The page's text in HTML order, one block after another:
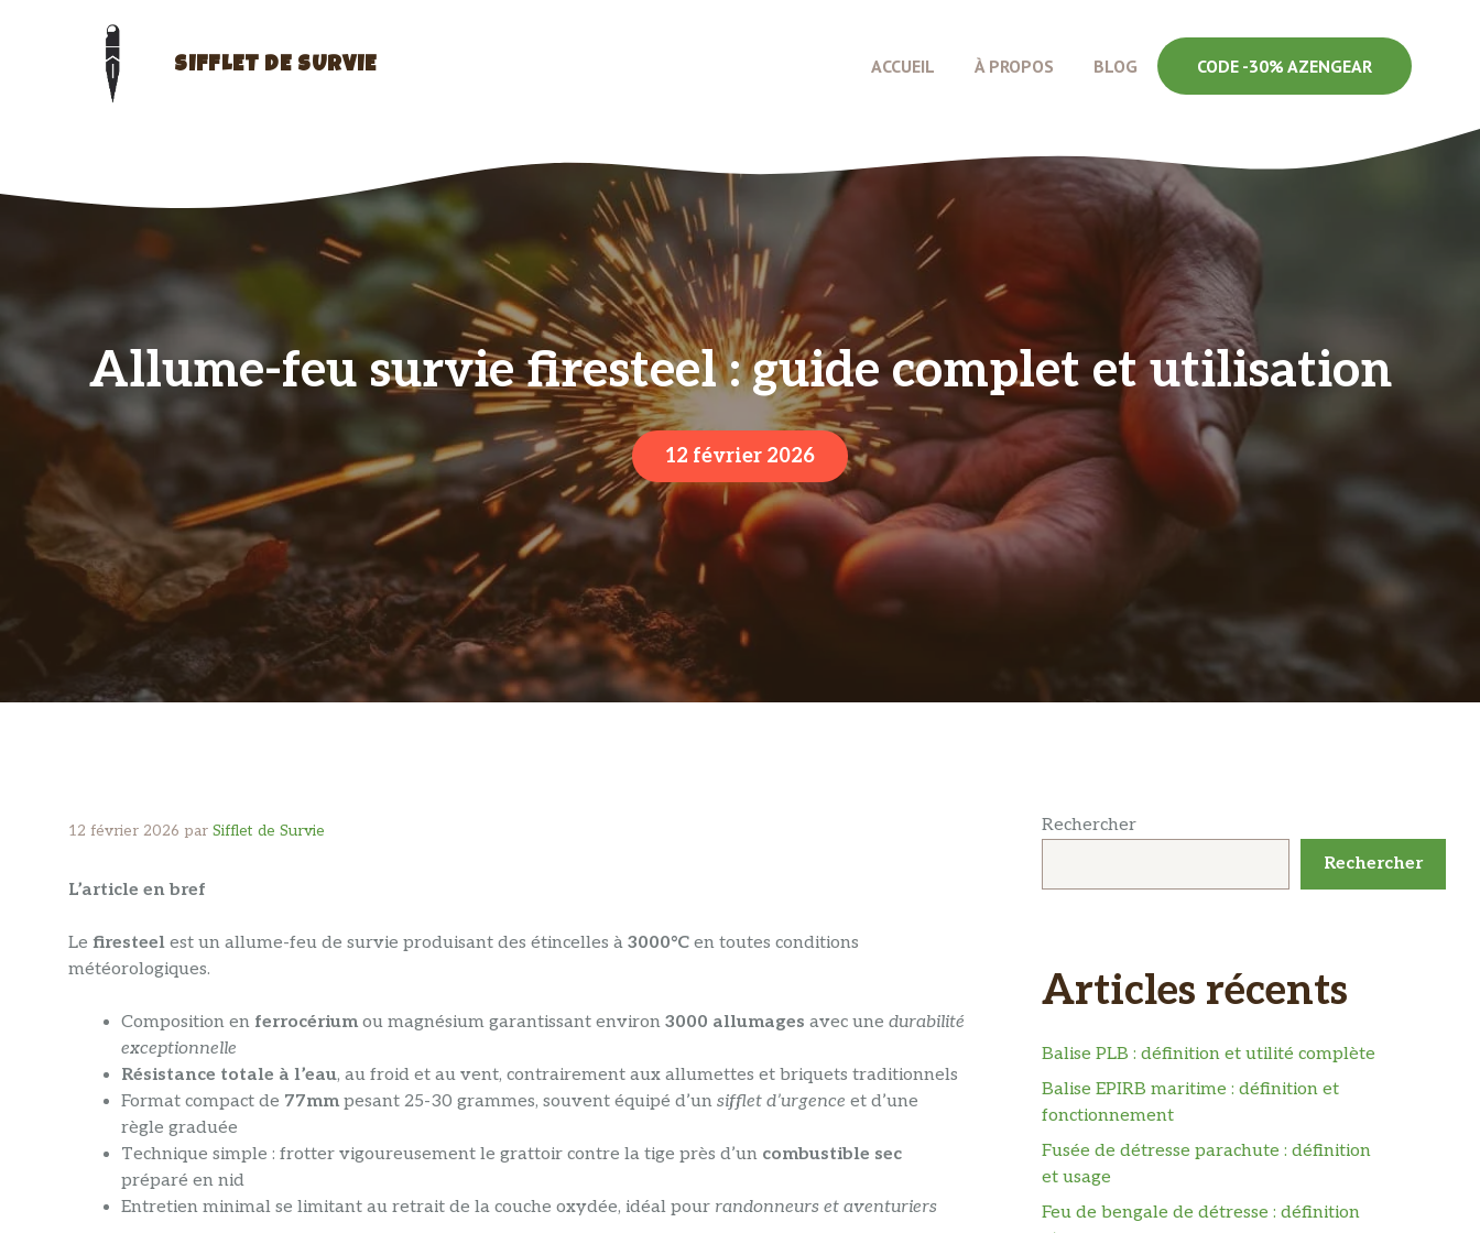
SIFFLET DE SURVIE ACCUEIL À PROPOS BLOG CODE -30% AZENGEAR
Allume-feu survie firesteel : guide complet et utilisation
12 février 2026
12 février 2026 par Sifflet de Survie
L’article en bref
Le firesteel est un allume-feu de survie produisant des étincelles à 3000°C en toutes conditions
météorologiques.
Composition en ferrocériumou magnésium garantissant environ 3000 allumages avec une durabilité
exceptionnelle
Résistance totale à l’eau, au froid et au vent, contrairement aux allumettes et briquets traditionnels
Format compact de 77mmpesant 25-30 grammes, souvent équipé d’un sifflet d’urgence et d’une
règle graduée
Technique simple : frotter vigoureusement le grattoir contre la tige près d’un combustible sec
préparé en nid
Entretien minimal se limitant au retrait de la couche oxydée, idéal pour randonneurs et aventuriers
Rechercher
Rechercher
Articles récents
Balise PLB : définition et utilité complète
Balise EPIRB maritime : définition et
fonctionnement
Fusée de détresse parachute : définition
et usage
Feu de bengale de détresse : définition